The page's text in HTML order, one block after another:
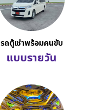
รถตู้เช่าพร้อมคนขับ
แบบรายวัน